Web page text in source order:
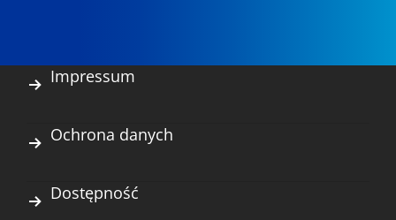
Impressum
Ochrona danych
Dostępność